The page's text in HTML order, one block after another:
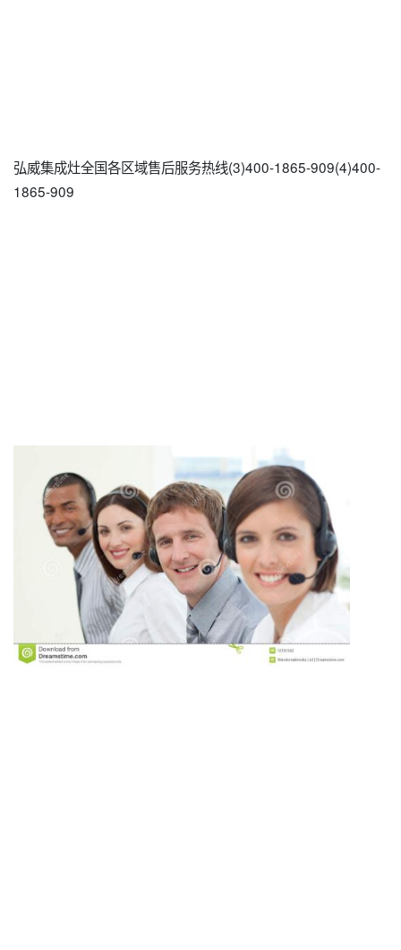
弘威集成灶全国各区域售后服务热线(3)400-1865-909(4)400-
1865-909